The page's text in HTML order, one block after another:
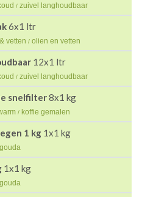
/ zuivel langhoudbaar
6x1 ltr
vetten / olien en vetten
12x1 ltr
/ zuivel langhoudbaar
snelfilter8x1 kg
/ koffie gemalen
1 kg 1x1 kg
1x1 kg